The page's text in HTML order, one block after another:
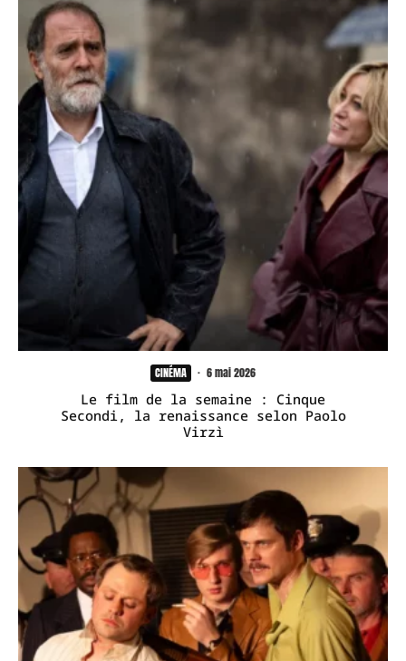
CINÉMA · 6 mai 2026
Le film de la semaine : Cinque
Secondi, la renaissance selon Paolo
Virzì